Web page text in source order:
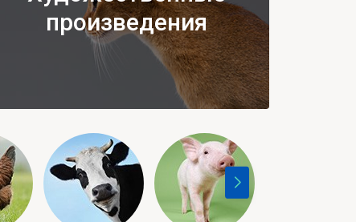
произведения